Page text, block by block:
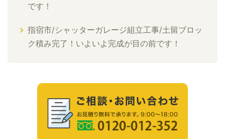
です！
指宿市/シャッターガレージ組立工事/土留ブロッ
ク積み完了！いよいよ完成が目の前です！